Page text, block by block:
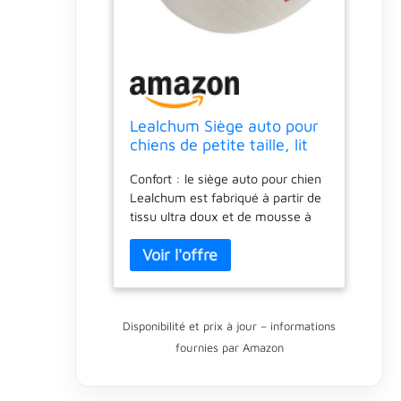
Lealchum Siège auto pour
chiens de petite taille, lit
animal domestique avec 2
laisses à clipser,
entièrement amovible et
lavable, base
antidérapante avec canal
de ceinture
Confort : le siège auto pour chien
Lealchum est fabriqué à partir de
tissu ultra doux et de mousse à
respirant, assurant que les chiens
restent à l'aise même pendant de
longues périodes de voyage,
trajets et permettant au
conducteur de rester concentré
Disponibilité et prix à jour – informations
fournies par Amazon